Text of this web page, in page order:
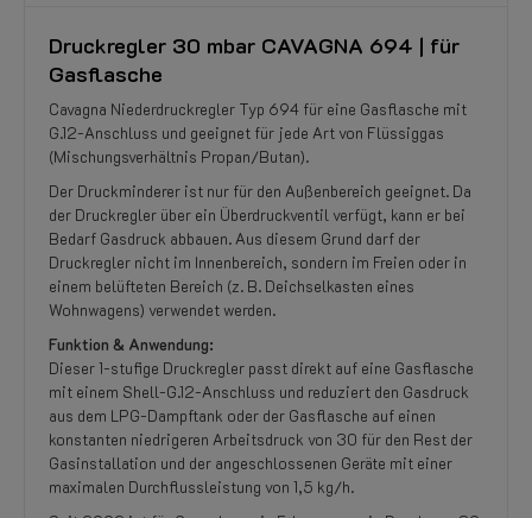
Druckregler 30 mbar CAVAGNA 694 | für
Gasflasche
Cavagna Niederdruckregler Typ 694 für eine Gasflasche mit
G.12-Anschluss und geeignet für jede Art von Flüssiggas
(Mischungsverhältnis Propan/Butan).
Der Druckminderer ist nur für den Außenbereich geeignet. Da
der Druckregler über ein Überdruckventil verfügt, kann er bei
Bedarf Gasdruck abbauen. Aus diesem Grund darf der
Druckregler nicht im Innenbereich, sondern im Freien oder in
einem belüfteten Bereich (z. B. Deichselkasten eines
Wohnwagens) verwendet werden.
Funktion & Anwendung:
Dieser 1-stufige Druckregler passt direkt auf eine Gasflasche
mit einem Shell-G.12-Anschluss und reduziert den Gasdruck
aus dem LPG-Dampftank oder der Gasflasche auf einen
konstanten niedrigeren Arbeitsdruck von 30 für den Rest der
Gasinstallation und der angeschlossenen Geräte mit einer
maximalen Durchflussleistung von 1,5 kg/h.